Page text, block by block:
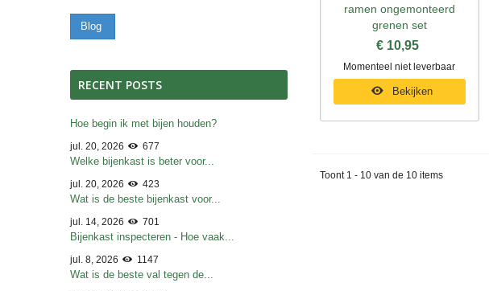
Blog
RECENT POSTS
Hoe begin ik met bijen houden?
jul. 20, 2026 677
Welke bijenkast is beter voor...
jul. 20, 2026 423
Wat is de beste bijenkast voor...
jul. 14, 2026 701
Bijenkast inspecteren - Hoe vaak...
jul. 8, 2026 1147
Wat is de beste val tegen de...
ramen ongemonteerd
grenen set
€ 10,95
Momenteel niet leverbaar
Bekijken
Toont 1 - 10 van de 10 items